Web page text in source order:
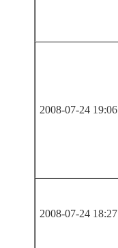
2008-07-24 19:06
2008-07-24 18:27